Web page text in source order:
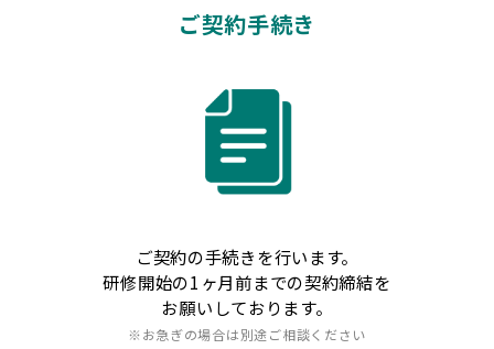
ご契約手続き
ご契約の手続きを行います。
研修開始の1ヶ月前までの契約締結を
お願いしております。
※お急ぎの場合は別途ご相談ください